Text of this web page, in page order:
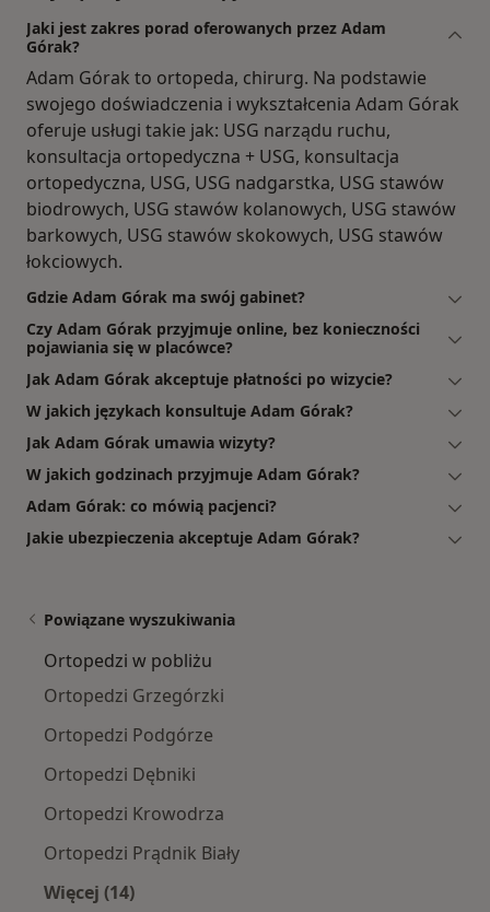
Jaki jest zakres porad oferowanych przez Adam
Górak?
Adam Górak to ortopeda, chirurg. Na podstawie
swojego doświadczenia i wykształcenia Adam Górak
oferuje usługi takie jak: USG narządu ruchu,
konsultacja ortopedyczna + USG, konsultacja
ortopedyczna, USG, USG nadgarstka, USG stawów
biodrowych, USG stawów kolanowych, USG stawów
barkowych, USG stawów skokowych, USG stawów
łokciowych.
Gdzie Adam Górak ma swój gabinet?
Czy Adam Górak przyjmuje online, bez konieczności
pojawiania się w placówce?
Jak Adam Górak akceptuje płatności po wizycie?
W jakich językach konsultuje Adam Górak?
Jak Adam Górak umawia wizyty?
W jakich godzinach przyjmuje Adam Górak?
Adam Górak: co mówią pacjenci?
Jakie ubezpieczenia akceptuje Adam Górak?
Powiązane wyszukiwania
Ortopedzi w pobliżu
Ortopedzi Grzegórzki
Ortopedzi Podgórze
Ortopedzi Dębniki
Ortopedzi Krowodrza
Ortopedzi Prądnik Biały
Więcej (14)